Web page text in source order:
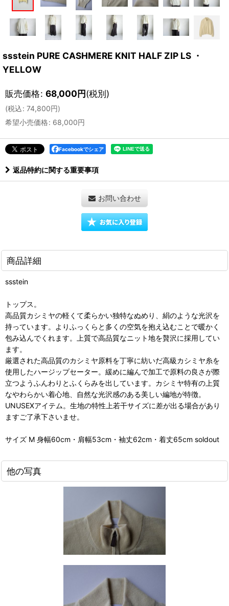
ssstein PURE CASHMERE KNIT HALF ZIP LS ・
YELLOW
販売価格: 68,000円(税別)
(税込: 74,800円)
希望小売価格: 68,000円
Facebookでシェア
返品特約に関する重要事項
お問い合わせ
商品詳細
ssstein
トップス。
高品質カシミヤの軽くて柔らかい独特なぬめり、絹のような光沢を
持っています。よりふっくらと多くの空気を抱え込むことで暖かく
包み込んでくれます。上質で高品質なニット地を贅沢に採用してい
ます。
厳選された高品質のカシミヤ原料を丁寧に紡いだ高級カシミヤ糸を
使用したハージップセーター。緩めに編んで加工で原料の良さが際
立つようふんわりとふくらみを出しています。カシミヤ特有の上質
なやわらかい着心地、自然な光沢感のある美しい編地が特徴。
UNUSEXアイテム。生地の特性上若干サイズに差が出る場合があり
ますご了承下さいませ。
サイズ M 身幅60cm・肩幅53cm・袖丈62cm・着丈65cm soldout
他の写真